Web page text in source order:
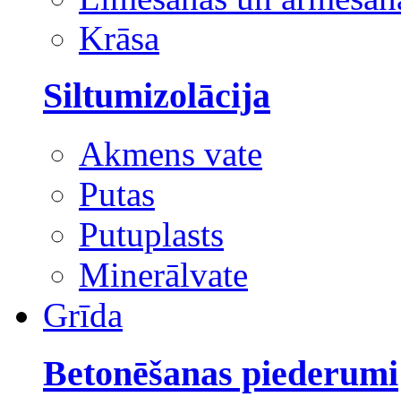
Krāsa
Siltumizolācija
Akmens vate
Putas
Putuplasts
Minerālvate
Grīda
Betonēšanas piederumi